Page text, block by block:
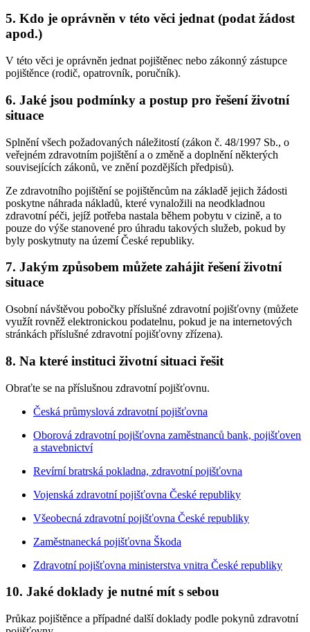
5. Kdo je oprávněn v této věci jednat (podat žádost
apod.)
V této věci je oprávněn jednat pojištěnec nebo zákonný zástupce
pojištěnce (rodič, opatrovník, poručník).
6. Jaké jsou podmínky a postup pro řešení životní
situace
Splnění všech požadovaných náležitostí (zákon č. 48/1997 Sb., o
veřejném zdravotním pojištění a o změně a doplnění některých
souvisejících zákonů, ve znění pozdějších předpisů).
Ze zdravotního pojištění se pojištěncům na základě jejich žádosti
poskytne náhrada nákladů, které vynaložili na neodkladnou
zdravotní péči, jejíž potřeba nastala během pobytu v cizině, a to
pouze do výše stanovené pro úhradu takových služeb, pokud by
byly poskytnuty na území České republiky.
7. Jakým způsobem můžete zahájit řešení životní
situace
Osobní návštěvou pobočky příslušné zdravotní pojišťovny (můžete
využít rovněž elektronickou podatelnu, pokud je na internetových
stránkách příslušné zdravotní pojišťovny zřízena).
8. Na které instituci životní situaci řešit
Obraťte se na příslušnou zdravotní pojišťovnu.
Česká průmyslová zdravotní pojišťovna
Oborová zdravotní pojišťovna zaměstnanců bank, pojišťoven
a stavebnictví
Revírní bratrská pokladna, zdravotní pojišťovna
Vojenská zdravotní pojišťovna České republiky
Všeobecná zdravotní pojišťovna České republiky
Zaměstnanecká pojišťovna Škoda
Zdravotní pojišťovna ministerstva vnitra České republiky
10. Jaké doklady je nutné mít s sebou
Průkaz pojištěnce a případné další doklady podle pokynů zdravotní